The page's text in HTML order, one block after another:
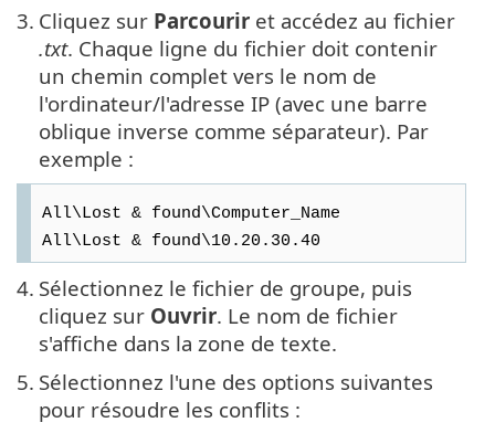
3. Cliquez sur Parcourir et accédez au fichier
.txt. Chaque ligne du fichier doit contenir
un chemin complet vers le nom de
l'ordinateur/l'adresse IP (avec une barre
oblique inverse comme séparateur). Par
exemple :
All\Lost & found\Computer_Name
All\Lost & found\10.20.30.40
4. Sélectionnez le fichier de groupe, puis
cliquez sur Ouvrir. Le nom de fichier
s'affiche dans la zone de texte.
5. Sélectionnez l'une des options suivantes
pour résoudre les conflits :